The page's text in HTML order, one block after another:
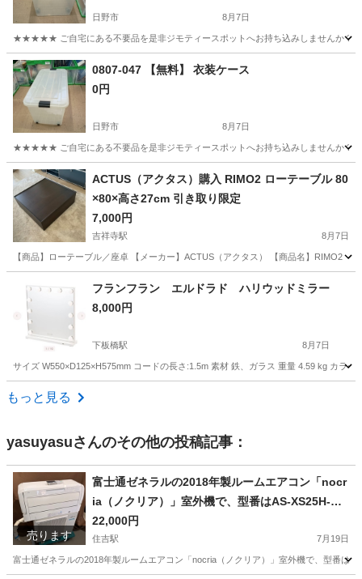
日野市 8月7日
★★★★★ ご自宅にある不要品を是非ジモティースポットへお持ち込みしませんか？
東京 日野市 現地
0807-047 【無料】 衣装ケース
0円
日野市 8月7日
★★★★★ ご自宅にある不要品を是非ジモティースポットへお持ち込みしませんか？
東京 日野市 現地
ACTUS（アクタス）購入 RIMO2 ローテーブル 80
×80×高さ27cm 引き取り限定
7,000円
吉祥寺駅 8月7日
【商品】ローテーブル／座卓 【メーカー】ACTUS（アクタス） 【商品名】RIMO2
吉祥寺駅 テーブル ACTUS
フランフラン エルドラド ハリウッドミラー
8,000円
下板橋駅 8月7日
サイズ W550×D125×H575mm コードの長さ:1.5m 素材 鉄、ガラス 重量 4.59 kg カラー
東京 板橋区
もっと見る
yasuyasuさんのその他の投稿記事：
売ります
富士通ゼネラルの2018年製ルームエアコン「nocr
ia（ノクリア）」室外機で、型番はAS-XS25H-W
です。値下げしました。
22,000円
住吉駅 7月19日
富士通ゼネラルの2018年製ルームエアコン「nocria（ノクリア）」室外機で、型番は